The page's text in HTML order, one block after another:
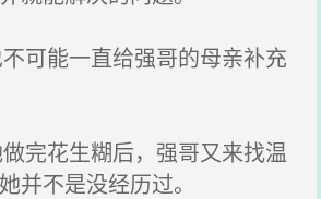
可能一直给强哥的母亲补充
完花生糊后，强哥又来找温
并不是没经历过。